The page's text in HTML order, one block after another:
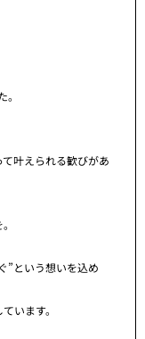
叶えられる歓びがあ
”という想いを込め
います。